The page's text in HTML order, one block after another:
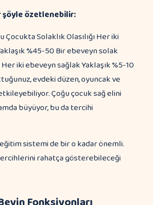
özetlenebilir:
Solaklık Olasılığı Her iki
%45-50 Bir ebeveyn solak
iki ebeveyn sağlak Yaklaşık %5-10
evdeki düzen, oyuncak ve
Çoğu çocuk sağ elini
büyüyor, bu da tercihi
sistemi de bir o kadar önemli.
rahatça gösterebileceği